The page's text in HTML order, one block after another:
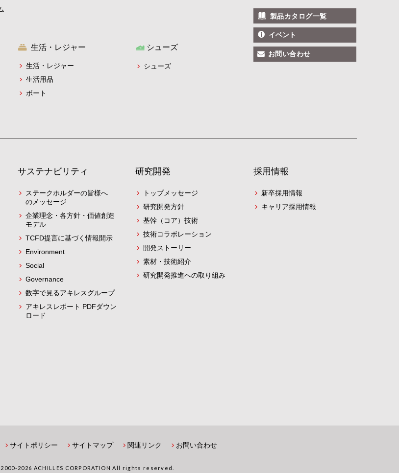
生活・レジャー
生活・レジャー
生活用品
ボート
シューズ
シューズ
製品カタログ一覧
イベント
お問い合わせ
サステナビリティ
ステークホルダーの皆様へ
のメッセージ
企業理念・各方針・価値創造
モデル
TCFD提言に基づく情報開示
Environment
Social
Governance
数字で見るアキレスグループ
アキレスレポート PDFダウン
ロード
研究開発
トップメッセージ
研究開発方針
基幹（コア）技術
技術コラボレーション
開発ストーリー
素材・技術紹介
研究開発推進への取り組み
採用情報
新卒採用情報
キャリア採用情報
サイトポリシー サイトマップ 関連リンク お問い合わせ
2026 ACHILLES CORPORATION All rights reserved.